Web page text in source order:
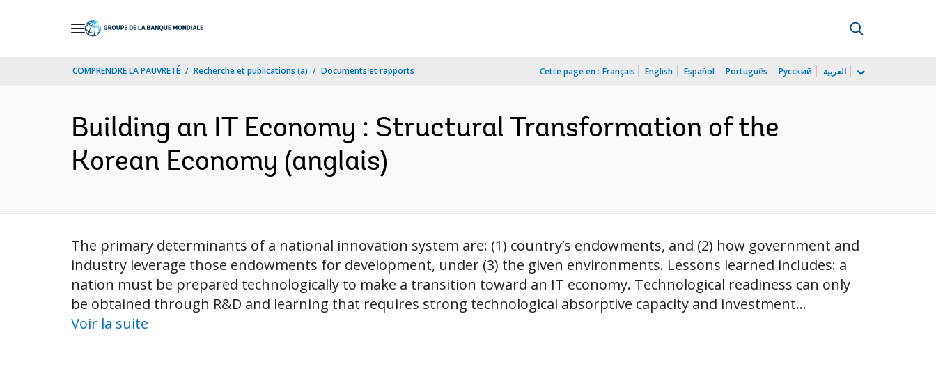
COMPRENDRE LA PAUVRETÉ Recherche et publications (a) Documents et rapports Cette page en : Français English Español Português Русский العربية
Building an IT Economy : Structural Transformation of the
Korean Economy​ (anglais)
The primary determinants of a national innovation system are: (1) country’s endowments, and (2) how government and
industry leverage those endowments for development, under (3) the given environments. Lessons learned includes: a
nation must be prepared technologically to make a transition toward an IT economy. Technological readiness can only
be obtained through R&D and learning that requires strong technological absorptive capacity and investment...
Voir la suite